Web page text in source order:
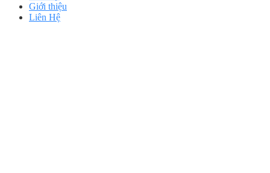
Giới thiệu
Liên Hệ